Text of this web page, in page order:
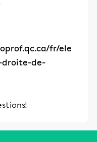
fr/ele
droite-de-